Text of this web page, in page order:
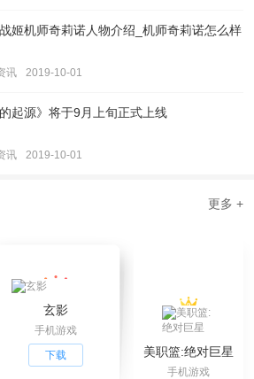
姬机师奇莉诺人物介绍_机师奇莉诺怎么样
讯 2019-10-01
的起源》将于9月上旬正式上线
讯 2019-10-01
更多 +
玄影
手机游戏
下载
美职篮:绝对巨星
手机游戏